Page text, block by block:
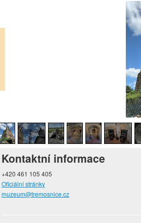
Kontaktní informace
+420 461 105 405
Oficiální stránky
muzeum@tremosnice.cz